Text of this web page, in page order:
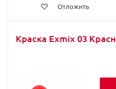
Отложить
Краска Exmix 03